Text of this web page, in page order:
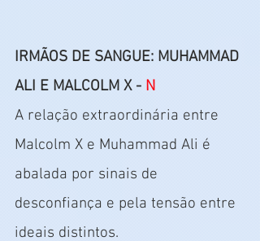
IRMÃOS DE SANGUE: MUHAMMAD
ALI E MALCOLM X - N
A relação extraordinária entre
Malcolm X e Muhammad Ali é
abalada por sinais de
desconfiança e pela tensão entre
ideais distintos.